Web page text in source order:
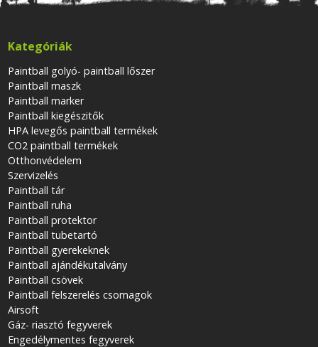
Kategóriák
Paintball golyó- paintball lőszer
Paintball maszk
Paintball marker
Paintball kiegészitők
HPA levegős paintball termékek
CO2 paintball termékek
Otthonvédelem
Szervizelés
Paintball tár
Paintball ruha
Paintball protektor
Paintball tubetartó
Paintball gyerekeknek
Paintball ajándékutalvány
Paintball csövek
Paintball felszerelés csomagok
Airsoft
Gáz- riasztó fegyverek
Engedélymentes fegyverek